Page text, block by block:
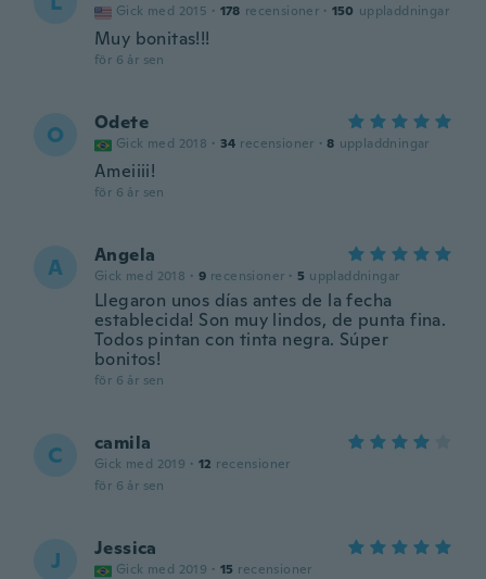
Gick med 2015 · 178 recensioner · 150 uppladdningar
Muy bonitas!!!
för 6 år sen
O Odete
Gick med 2018 · 34 recensioner · 8 uppladdningar
Ameiiii!
för 6 år sen
A Angela
Gick med 2018 · 9 recensioner · 5 uppladdningar
Llegaron unos días antes de la fecha
establecida! Son muy lindos, de punta fina.
Todos pintan con tinta negra. Súper
bonitos!
för 6 år sen
C camila
Gick med 2019 · 12 recensioner
för 6 år sen
J Jessica
Gick med 2019 · 15 recensioner